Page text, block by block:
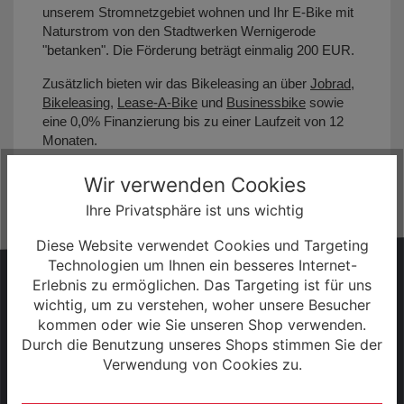
unserem Stromnetzgebiet wohnen und Ihr E-Bike mit
Naturstrom von den Stadtwerken Wernigerode
"betanken". Die Förderung beträgt einmalig 200 EUR.
Zusätzlich bieten wir das Bikeleasing an über Jobrad,
Bikeleasing, Lease-A-Bike und Businessbike sowie
eine 0,0% Finanzierung bis zu einer Laufzeit von 12
Monaten.
HABEN SIE FRAGEN?
Wir sind gerne persönlich für Sie da!
+49 (0) 3943 - 694 253
Wir verwenden Cookies
Ihre Privatsphäre ist uns wichtig
Diese Website verwendet Cookies und Targeting
Technologien um Ihnen ein besseres Internet-
Erlebnis zu ermöglichen. Das Targeting ist für uns
wichtig, um zu verstehen, woher unsere Besucher
kommen oder wie Sie unseren Shop verwenden.
Durch die Benutzung unseres Shops stimmen Sie der
Verwendung von Cookies zu.